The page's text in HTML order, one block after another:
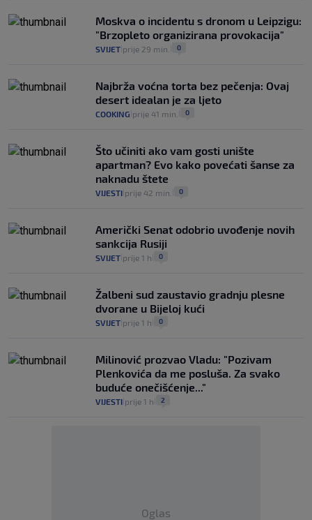
Moskva o incidentu s dronom u Leipzigu:
"Brzopleto organizirana provokacija"
SVIJET prije 29 min. 0
Najbrža voćna torta bez pečenja: Ovaj
desert idealan je za ljeto
COOKING prije 41 min. 0
Što učiniti ako vam gosti unište
apartman? Evo kako povećati šanse za
naknadu štete
VIJESTI prije 42 min. 0
Američki Senat odobrio uvođenje novih
sankcija Rusiji
SVIJET prije 1 h 0
Žalbeni sud zaustavio gradnju plesne
dvorane u Bijeloj kući
SVIJET prije 1 h 0
Milinović prozvao Vladu: "Pozivam
Plenkovića da me posluša. Za svako
buduće onečišćenje..."
VIJESTI prije 1 h 2
Oglas